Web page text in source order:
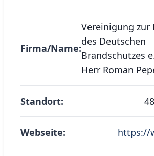
Firma/Name:
Vereinigung zur
des Deutschen
Brandschutzes
Herr Roman
Standort:
Webseite: https://